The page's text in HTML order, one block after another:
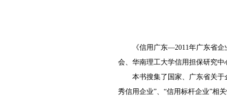
《信用广东—2011年广东省企业
会、华南理工大学信用担保研究
本书搜集了国家、广东省关于企
秀信用企业”、“信用标杆企业”相